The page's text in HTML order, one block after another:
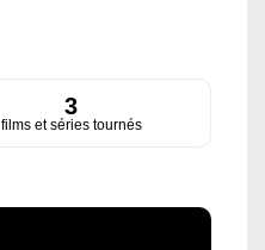
3
films et séries tournés